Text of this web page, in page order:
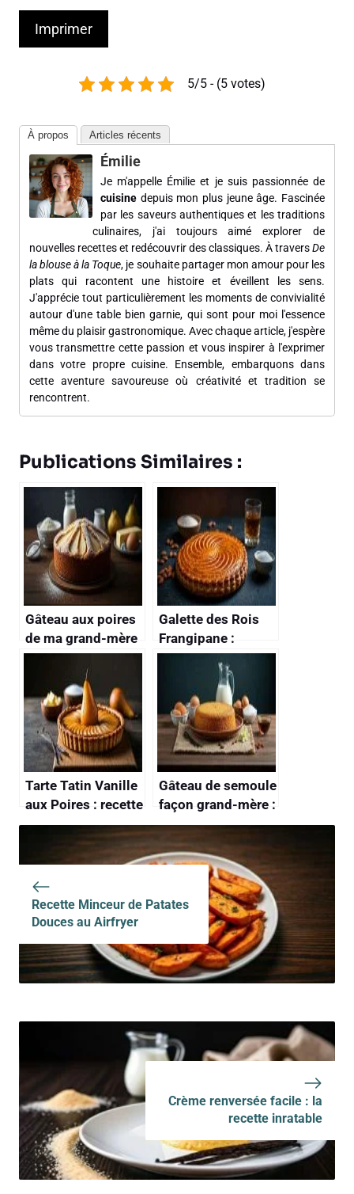
Imprimer
5/5 - (5 votes)
À propos Articles récents
Émilie
Je m'appelle Émilie et je suis passionnée de
cuisine depuis mon plus jeune âge. Fascinée
par les saveurs authentiques et les traditions
culinaires, j'ai toujours aimé explorer de
nouvelles recettes et redécouvrir des classiques. À traversDe
la blouse à la Toque, je souhaite partager mon amour pour les
plats qui racontent une histoire et éveillent les sens.
J'apprécie tout particulièrement les moments de convivialité
autour d'une table bien garnie, qui sont pour moi l'essence
même du plaisir gastronomique. Avec chaque article, j'espère
vous transmettre cette passion et vous inspirer à l'exprimer
dans votre propre cuisine. Ensemble, embarquons dans
cette aventure savoureuse où créativité et tradition se
rencontrent.
Publications Similaires :
Gâteau aux poires
de ma grand-mère
: recette facile et
savoureuse
Galette des Rois
Frangipane :
recette
Traditionnelle de
Ma Grand-Mère
Tarte Tatin Vanille
aux Poires : recette
de Grand-Mère
Gâteau de semoule
façon grand-mère :
recette
traditionelle
Recette Minceur de Patates
Douces au Airfryer
Crème renversée facile : la
recette inratable